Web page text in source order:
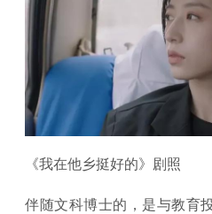
《我在他乡挺好的》剧照
伴随文科博士的，是与教育